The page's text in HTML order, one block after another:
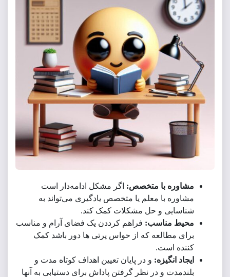
با متخصص: اگر مشکل ادامه‌دار است
با معلم یا متخصص یادگیری می‌تواند به
و حل مشکلات کمک کند.
مناسب:فراهم کرددن یک فضای آرام و مناسب
مطالعه که از حواس پرتی ها دور باشد کمک
انگیزه:
و در پایان تعیین اهداف کوتاه مدت و
و در نظر گرفتن پاداش برای دستیابی به آنها